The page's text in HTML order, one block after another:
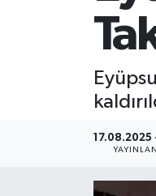
17.08.2025
Ekonomi
Süper Lig Puan
Son Dakika
Haber Arşivi